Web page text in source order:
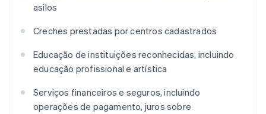
asilos
Creches prestadas por centros cadastrados
Educação de instituições reconhecidas, incluindo
educação profissional e artística
Serviços financeiros e seguros, incluindo
operações de pagamento, juros sobre